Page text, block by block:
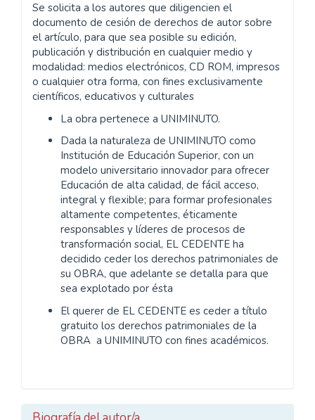
Se solicita a los autores que diligencien el
documento de cesión de derechos de autor sobre
el artículo, para que sea posible su edición,
publicación y distribución en cualquier medio y
modalidad: medios electrónicos, CD ROM, impresos
o cualquier otra forma, con fines exclusivamente
científicos, educativos y culturales
La obra pertenece a UNIMINUTO.
Dada la naturaleza de UNIMINUTO como
Institución de Educación Superior, con un
modelo universitario innovador para ofrecer
Educación de alta calidad, de fácil acceso,
integral y flexible; para formar profesionales
altamente competentes, éticamente
responsables y líderes de procesos de
transformación social, EL CEDENTE ha
decidido ceder los derechos patrimoniales de
su OBRA, que adelante se detalla para que
sea explotado por ésta
El querer de EL CEDENTE es ceder a título
gratuito los derechos patrimoniales de la
OBRA a UNIMINUTO con fines académicos.